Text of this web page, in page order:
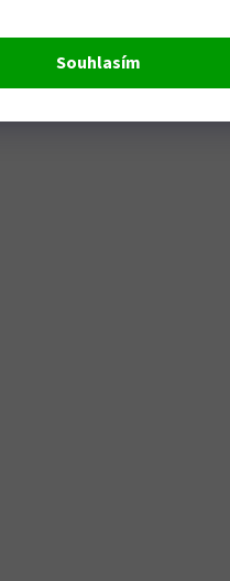
Souhlasím